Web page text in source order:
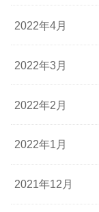
2022年4月
2022年3月
2022年2月
2022年1月
2021年12月